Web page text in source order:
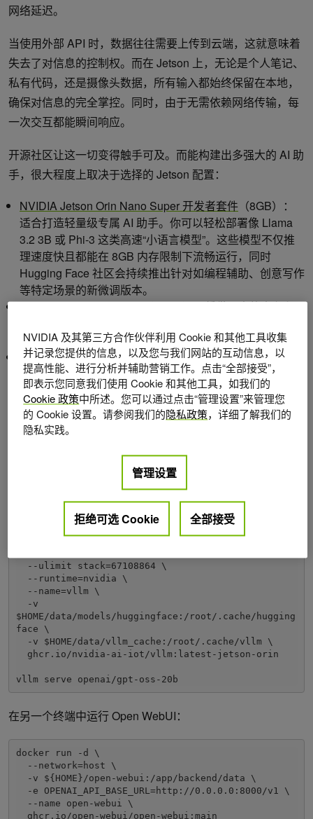
网络延迟。
当使用外部 API 时，数据往往需要上传到云端，这就意味着
失去了对信息的控制权。而在 Jetson 上，无论是个人笔记、
私有代码，还是摄像头数据，所有输入都始终保留在本地，
确保对信息的完全掌控。同时，由于无需依赖网络传输，每
一次交互都能瞬间响应。
开源社区让这一切变得触手可及。而能构建出多强大的 AI 助
手，很大程度上取决于选择的 Jetson 配置：
NVIDIA Jetson Orin Nano Super 开发者套件 （8GB）：
适合打造轻量级专属 AI 助手。你可以轻松部署像 Llama
3.2 3B 或 Phi-3 这类高速“小语言模型”。这些模型不仅推
理速度快且都能在 8GB 内存限制下流畅运行，同时
Hugging Face 社区会持续推出针对如编程辅助、创意写作
等特定场景的新微调版本。
NVIDIA Jetson AGX Orin（64GB）：凭借更大的内存和
深度推理的 gpt-oss-20b 或量化版的 Llama 3.1 70B。
NVIDIA Jetson AGX Thor（128GB）：拥有高达 128GB
的内存，提供一流的性能。让你能够在边缘端运行参数规
模超过 100B 的超大模型，真正把数据中心级别的智能带
到边缘端。
如果你手头正好有一台 AGX Orin，现在就可以动手试试：用
vLLM 作为推理引擎，搭配界面友好、美观易用的 Open
WebUI，很快就能启动一个 gpt-oss-20b 实例。
docker run --rm -it \
$HOME/data/models/huggingface:/root/.cache/hugging
face \
在另一个终端中运行 Open WebUI：
docker run -d \
NVIDIA 及其第三方合作伙伴利用 Cookie 和其他工具收集
并记录您提供的信息，以及您与我们网站的互动信息，以
提高性能、进行分析并辅助营销工作。点击“全部接受”，
即表示您同意我们使用 Cookie 和其他工具，如我们的
Cookie 政策中所述。您可以通过点击“管理设置”来管理您
的 Cookie 设置。请参阅我们的隐私政策，详细了解我们的
隐私实践。
管理设置
拒绝可选 Cookie 全部接受